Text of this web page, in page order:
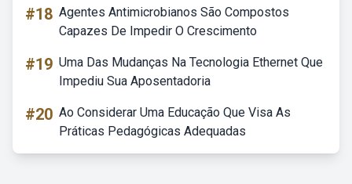
#18 Agentes Antimicrobianos São Compostos
Capazes De Impedir O Crescimento
#19 Uma Das Mudanças Na Tecnologia Ethernet Que
Impediu Sua Aposentadoria
#20 Ao Considerar Uma Educação Que Visa As
Práticas Pedagógicas Adequadas